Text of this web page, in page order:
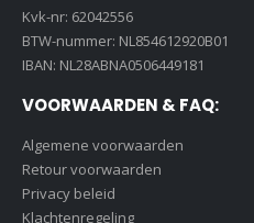
Kvk-nr: 62042556
BTW-nummer: NL854612920B01
IBAN: NL28ABNA0506449181
VOORWAARDEN & FAQ:
Algemene voorwaarden
Retour voorwaarden
Privacy beleid
Klachtenregeling